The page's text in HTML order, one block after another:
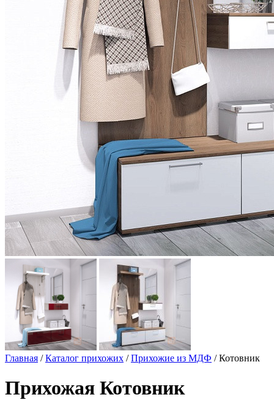
Главная /Каталог прихожих /Прихожие из МДФ / Котовник
Прихожая Котовник